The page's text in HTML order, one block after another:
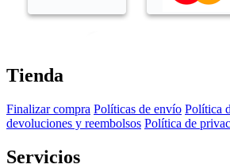
Tienda
Finalizar compra Políticas de envío Política
devoluciones y reembolsos Política de
Servicios